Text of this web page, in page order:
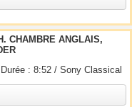
CHAMBRE ANGLAIS,
: 8:52 / Sony Classical